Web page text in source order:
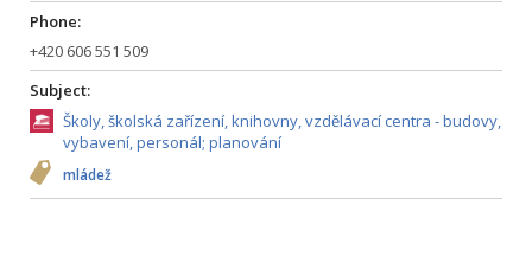
Phone:
+420 606 551 509
Subject:
Školy, školská zařízení, knihovny, vzdělávací centra - budovy,
vybavení, personál; planování
mládež